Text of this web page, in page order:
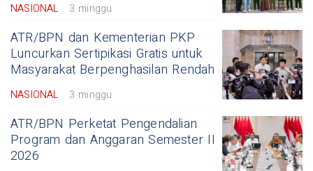
NASIONAL 3 minggu
ATR/BPN dan Kementerian PKP
Luncurkan Sertipikasi Gratis untuk
Masyarakat Berpenghasilan Rendah
NASIONAL 3 minggu
ATR/BPN Perketat Pengendalian
Program dan Anggaran Semester II
2026